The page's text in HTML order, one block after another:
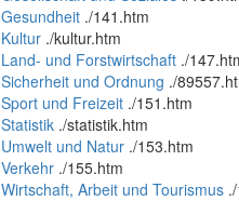
Gesundheit ./141.htm
Kultur ./kultur.htm
Land- und Forstwirtschaft ./
Sicherheit und Ordnung ./
Sport und Freizeit ./151.htm
Statistik ./statistik.htm
Umwelt und Natur ./153.htm
Verkehr ./155.htm
Wirtschaft, Arbeit und Tourismus .